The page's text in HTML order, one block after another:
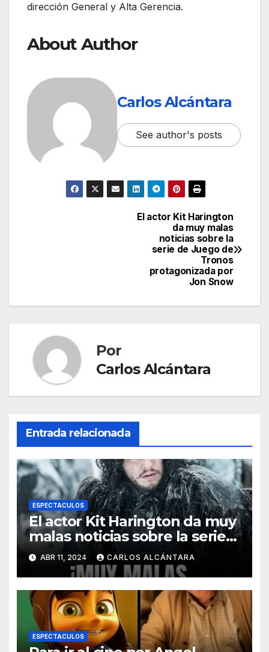
dirección General y Alta Gerencia.
About Author
Carlos Alcántara
See author's posts
El actor Kit Harington
da muy malas
noticias sobre la
serie de Juego de
Tronos
protagonizada por
Jon Snow
Por
Carlos Alcántara
Entrada relacionada
ESPECTACULOS
El actor Kit Harington da muy
malas noticias sobre la serie
de Juego de Tronos
protagonizada por Jon Snow
ABR 11, 2024 CARLOS ALCÁNTARA
ESPECTACULOS